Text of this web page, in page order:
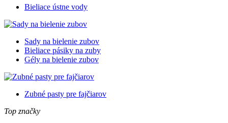
Bieliace ústne vody
Sady na bielenie zubov
Bieliace pásiky na zuby
Gély na bielenie zubov
Zubné pasty pre fajčiarov
Top značky